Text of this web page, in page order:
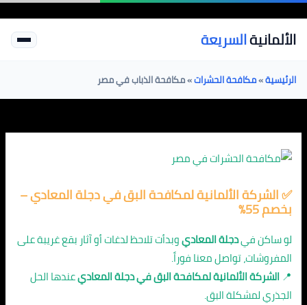
تخطي
المحتوى
الألمانيةالسريعة
الرئيسية»مكافحة الحشرات»مكافحة الذباب في مصر
✅ الشركة الألمانية لمكافحة البق في دجلة المعادي –
بخصم 55%
لو ساكن فيدجلة المعاديوبدأت تلاحظ لدغات أو آثار بقع غريبة على
المفروشات، تواصل معنا فوراً.
📍 الشركة الألمانية لمكافحة البق في دجلة المعاديعندها الحل
الجذري لمشكلة البق.